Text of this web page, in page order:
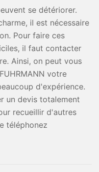
se détériorer.
il est nécessaire
Pour faire ces
il faut contacter
Ainsi, on peut vous
votre
d'expérience.
un devis totalement
recueillir d'autres
téléphonez